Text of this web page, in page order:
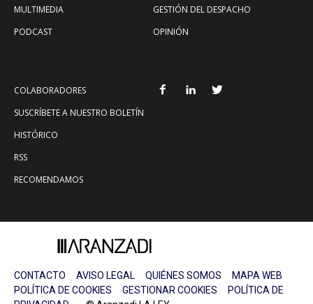
MULTIMEDIA
PODCAST
GESTIÓN DEL DESPACHO
OPINIÓN
COLABORADORES
SUSCRÍBETE A NUESTRO BOLETÍN
HISTÓRICO
RSS
RECOMENDAMOS
CONTACTO AVISO LEGAL QUIÉNES SOMOS
MAPA WEB
POLÍTICA DE COOKIES
GESTIONAR COOKIES
POLÍTICA DE